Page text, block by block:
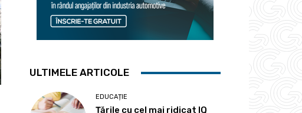
ULTIMELE ARTICOLE
EDUCAȚIE
Țările cu cel mai ridicat IQ